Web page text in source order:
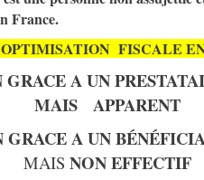
France.
FISCALE
A UN
MAIS APPARENT
GRACE A UN
MAIS NON EFFECTIF